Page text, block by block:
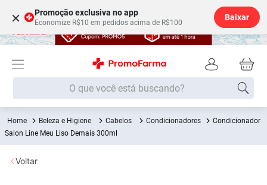
× Promoção exclusiva no app
Economize R$10 em pedidos acima de R$100
Baixar
O que você está buscando?
Beleza e Higiene Cabelos Condicionadores
Condicionador
Salon Line Meu Liso Demais 300ml
Voltar
Termos mais buscados
1º Fralda
2